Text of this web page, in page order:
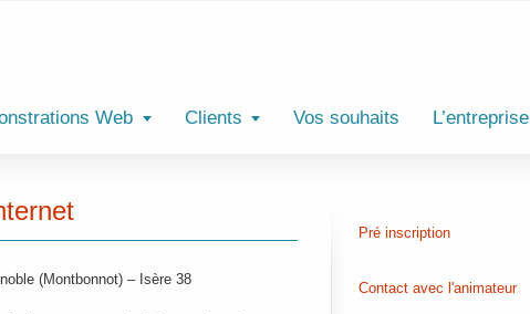
Web Clients Vos souhaits L’entreprise
(Montbonnot) – Isère 38
Pré inscription
Contact avec l'animateur